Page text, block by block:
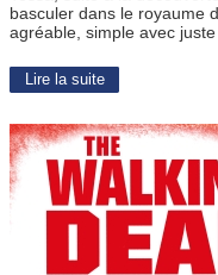
basculer dans le royaume
agréable, simple avec
Lire la suite